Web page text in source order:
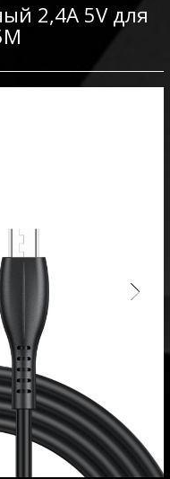
2,4A 5V для